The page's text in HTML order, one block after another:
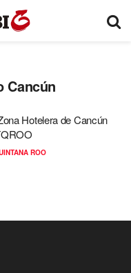
Cancún
Hotelera de Cancún
ROO